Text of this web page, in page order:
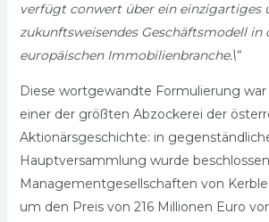
verfügt conwert über ein einzigartiges
zukunftsweisendes Geschäftsmodell in
europäischen Immobilienbranche.\”
Diese wortgewandte Formulierung
einer der größten Abzockerei der
Aktionärsgeschichte: in
Hauptversammlung wurde
Managementgesellschaften von
um den Preis von 216 Millionen Euro